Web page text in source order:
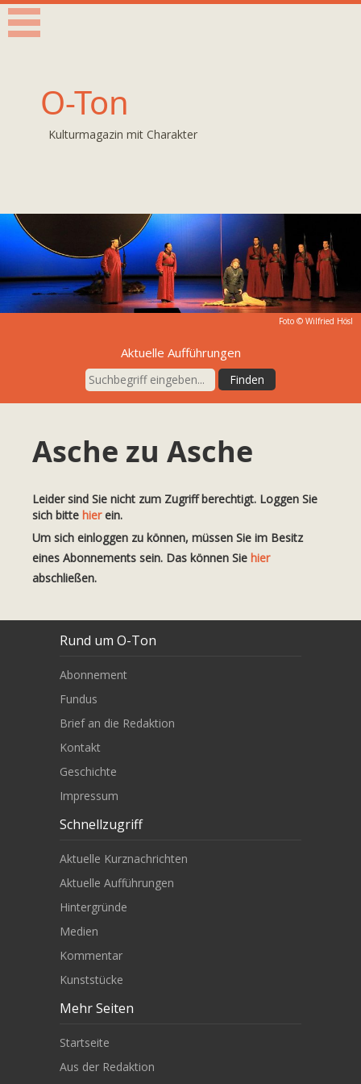
O-Ton
Kulturmagazin mit Charakter
Foto © Wilfried Hösl
Aktuelle Aufführungen
Asche zu Asche
Leider sind Sie nicht zum Zugriff berechtigt. Loggen Sie
sich bitte hierein.
Um sich einloggen zu können, müssen Sie im Besitz
eines Abonnements sein. Das können Sie hier
abschließen.
Rund um O-Ton
Abonnement
Fundus
Brief an die Redaktion
Kontakt
Geschichte
Impressum
Schnellzugriff
Aktuelle Kurznachrichten
Aktuelle Aufführungen
Hintergründe
Medien
Kommentar
Kunststücke
Mehr Seiten
Startseite
Aus der Redaktion